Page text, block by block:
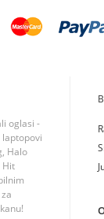
oglasi -
Halo
Hit